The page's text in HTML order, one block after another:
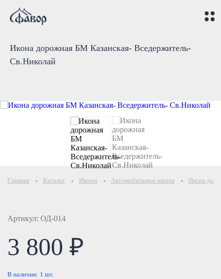
Икона дорожная БМ Казанская- Вседержитель-
Св.Николай
Главная Каталог Иконы Автомобильные иконы Икона
Артикул: ОД-014
3 800 ₽
В наличии: 1 шт.